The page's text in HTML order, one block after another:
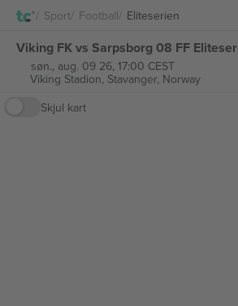
Sport Football Eliteserien
søn., aug. 09 26, 17:00 CEST
Viking Stadion, Stavanger, Norway
Skjul kart